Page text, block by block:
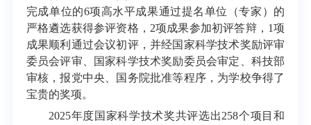
完成单位的6项高水平成果通过提名单位（专家）的
严格遴选获得参评资格，2项成果参加初评答辩，1项
成果顺利通过会议初评，并经国家科学技术奖励评审
委员会评审、国家科学技术奖励委员会审定、科技部
审核，报党中央、国务院批准等程序，为学校争得了
宝贵的奖项。
2025年度国家科学技术奖共评选出258个项目和